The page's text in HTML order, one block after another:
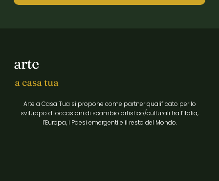
arte
a casa tua
Arte a Casa Tua si propone come partner qualificato per lo
sviluppo di occasioni di scambio artistico/culturali tra l’Italia,
l’Europa, i Paesi emergenti e il resto del Mondo.